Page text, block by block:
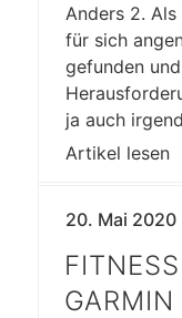
Anders 2.
für sich
gefunden
ja auch
Artikel lesen
20. Mai 2020